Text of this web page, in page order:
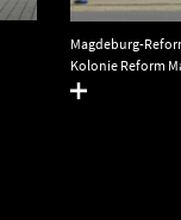
Magdeburg-
Kolonie Reform
Denkmalpflege